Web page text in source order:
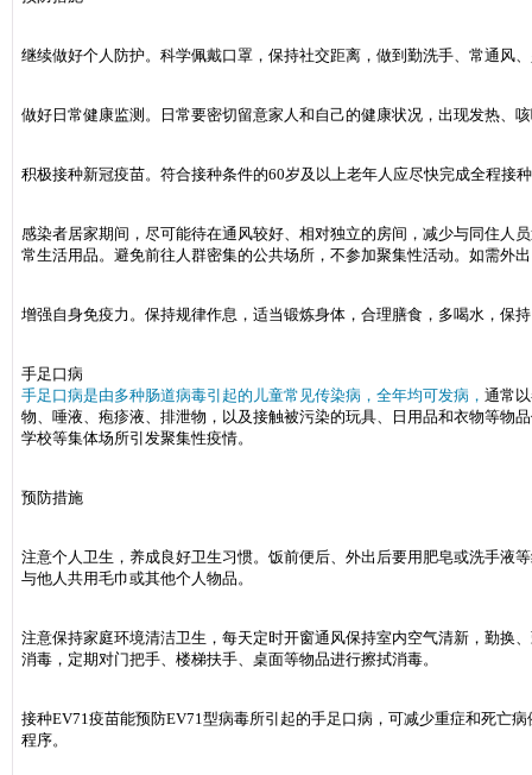
继续做好个人防护。科学佩戴口罩，保持社交距离，做到勤洗手、常通风
做好日常健康监测。日常要密切留意家人和自己的健康状况，出现发热、
积极接种新冠疫苗。符合接种条件的60岁及以上老年人应尽快完成全程接
感染者居家期间，尽可能待在通风较好、相对独立的房间，减少与同住人
常生活用品。避免前往人群密集的公共场所，不参加聚集性活动。如需外
增强自身免疫力。保持规律作息，适当锻炼身体，合理膳食，多喝水，保
手足口病
手足口病是由多种肠道病毒引起的儿童常见传染病，全年均可发病， 通常
物、唾液、疱疹液、排泄物，以及接触被污染的玩具、日用品和衣物等物
学校等集体场所引发聚集性疫情。
预防措施
注意个人卫生，养成良好卫生习惯。饭前便后、外出后要用肥皂或洗手液
与他人共用毛巾或其他个人物品。
注意保持家庭环境清洁卫生，每天定时开窗通风保持室内空气清新，勤换
消毒，定期对门把手、楼梯扶手、桌面等物品进行擦拭消毒。
接种EV71疫苗能预防EV71型病毒所引起的手足口病，可减少重症和死亡
程序。